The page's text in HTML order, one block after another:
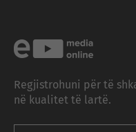
Regjistrohuni për të
në kualitet të lartë.